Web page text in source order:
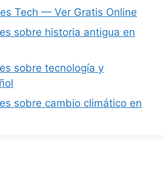
Tech — Ver Gratis Online
sobre historia antigua en
sobre tecnología y
sobre cambio climático en